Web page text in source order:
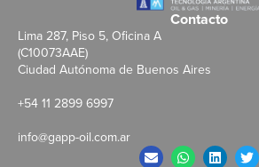
Contacto
Lima 287, Piso 5, Oficina A
(C10073AAE)
Ciudad Autónoma de Buenos Aires
+54 11 2899 6997
info@gapp-oil.com.ar